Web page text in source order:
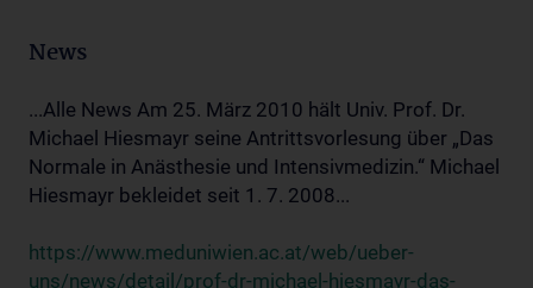
News
...Alle News Am 25. März 2010 hält Univ. Prof. Dr.
Michael Hiesmayr seine Antrittsvorlesung über „Das
Normale in Anästhesie und Intensivmedizin.“ Michael
Hiesmayr bekleidet seit 1. 7. 2008...
https://www.meduniwien.ac.at/web/ueber-
uns/news/detail/prof-dr-michael-hiesmayr-das-